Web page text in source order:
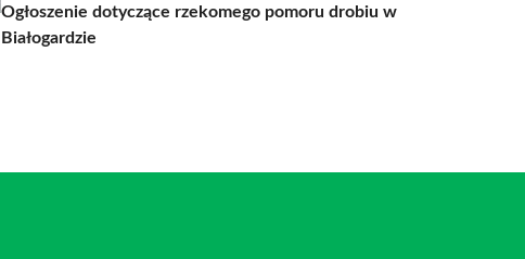
Ogłoszenie dotyczące rzekomego pomoru drobiu w
Białogardzie